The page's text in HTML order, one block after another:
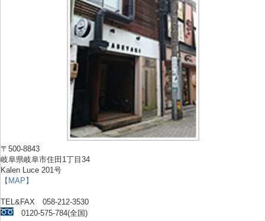
〒500-8843
岐阜県岐阜市住田1丁目34
Kalen Luce 201号
【MAP】
TEL&FAX 058-212-3530
0120-575-784(全国)